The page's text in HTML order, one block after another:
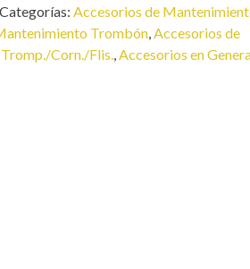
Categorías: Accesorios de
Trombón,Accesorios de
Corn./Flis.,Accesorios en